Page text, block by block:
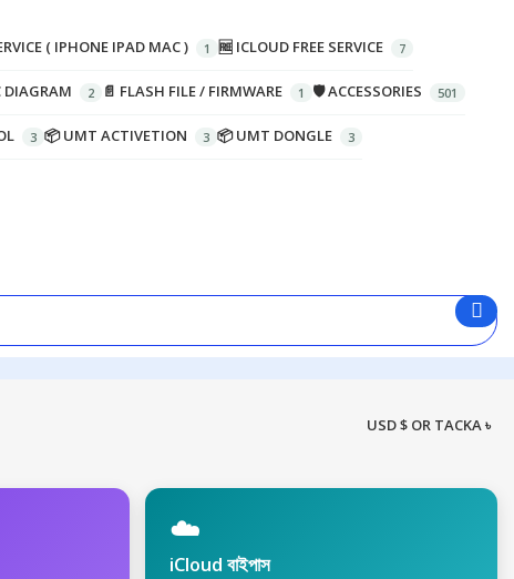
( IPHONE IPAD MAC ) 🆓 ICLOUD FREE SERVICE
DIAGRAM 📄 FLASH FILE / FIRMWARE 🛡️ ACCESSORIES
📦 UMT ACTIVETION 📦 UMT DONGLE
USD $ OR TACKA ৳
☁️
iCloud বাইপাস